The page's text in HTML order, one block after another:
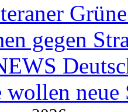
gegen
neue